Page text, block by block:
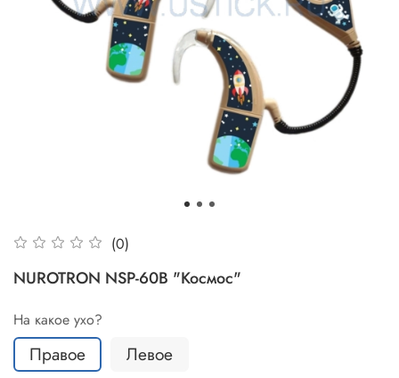
(0)
NUROTRON NSP-60B "Космос"
На какое ухо?
Правое Левое